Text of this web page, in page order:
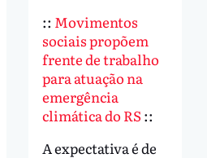
:: Movimentos
sociais propõem
frente de trabalho
para atuação na
emergência
climática do RS ::
A expectativa é de